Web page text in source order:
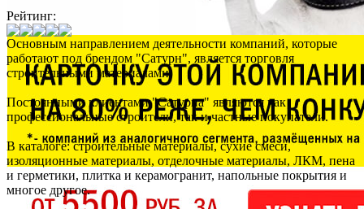
Рейтинг:
Основным направлением деятельности компаний, которые
работают под брендом "Сатурн", является торговля
строительными материалами.
Постоянными клиентами "Сатурна" являются как
профессиональные строители, так и частные покупатели.
В каталоге: строительные материалы, сухие смеси,
изоляционные материалы, отделочные материалы, ЛКМ, пена
и герметики, плитка и керамогранит, напольные покрытия и
многое другое.